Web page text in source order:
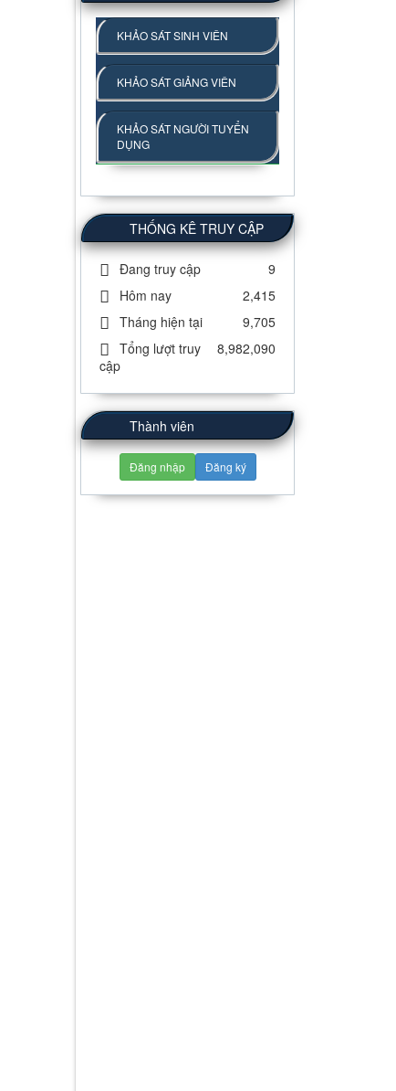
KHẢO SÁT SINH VIÊN
KHẢO SÁT GIẢNG VIÊN
KHẢO SÁT NGƯỜI TUYỂN
DỤNG
THỐNG KÊ TRUY CẬP
Đang truy cập
9
Hôm nay
2,415
Tháng hiện tại
9,705
Tổng lượt truy
cập
8,982,090
Thành viên
Đăng nhập Đăng ký